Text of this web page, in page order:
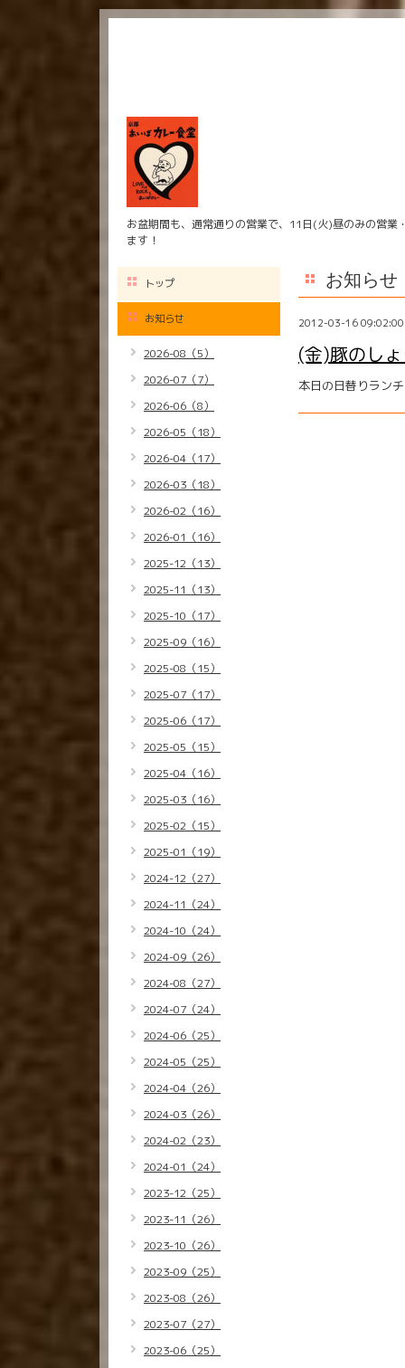
お盆期間も、通常通りの営業で、11日(火)昼のみの営
ます！
お知らせ
2012-03-16 09:02:00
(金)豚のし
本日の日替りラン
トップ
お知らせ
2026-08（5）
2026-07（7）
2026-06（8）
2026-05（18）
2026-04（17）
2026-03（18）
2026-02（16）
2026-01（16）
2025-12（13）
2025-11（13）
2025-10（17）
2025-09（16）
2025-08（15）
2025-07（17）
2025-06（17）
2025-05（15）
2025-04（16）
2025-03（16）
2025-02（15）
2025-01（19）
2024-12（27）
2024-11（24）
2024-10（24）
2024-09（26）
2024-08（27）
2024-07（24）
2024-06（25）
2024-05（25）
2024-04（26）
2024-03（26）
2024-02（23）
2024-01（24）
2023-12（25）
2023-11（26）
2023-10（26）
2023-09（25）
2023-08（26）
2023-07（27）
2023-06（25）